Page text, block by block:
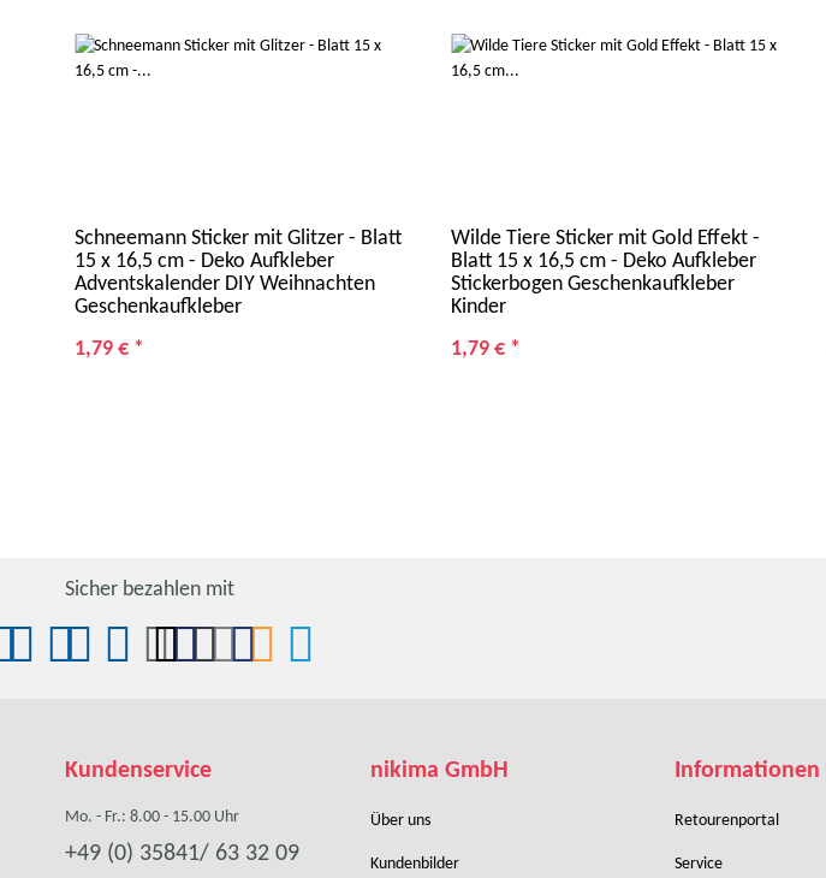
Schneemann Sticker mit Glitzer - Blatt
15 x 16,5 cm - Deko Aufkleber
Adventskalender DIY Weihnachten
Geschenkaufkleber
1,79 € *
Wilde Tiere Sticker mit Gold Effekt -
Blatt 15 x 16,5 cm - Deko Aufkleber
Stickerbogen Geschenkaufkleber
Kinder
1,79 € *
Sicher bezahlen mit
Kundenservice
Mo. - Fr.: 8.00 - 15.00 Uhr
+49 (0) 35841/ 63 32 09
nikima GmbH
Über uns
Kundenbilder
Informationen
Retourenportal
Service